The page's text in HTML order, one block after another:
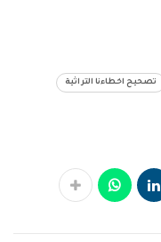
تصحيح اخطاءنا التراثية